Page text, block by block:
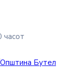
часот